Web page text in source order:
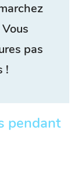
pas
!
pendant